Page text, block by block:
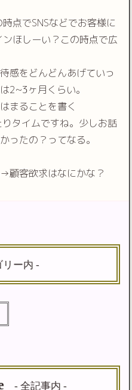
点でSNSなどでお客様に
ほしーい？この時点で広
をどんどんあげていっ
2~3ヶ月くらい。
まることを書く
タイムですね。少しお話
たの？ってなる。
顧客欲求はなにかな？
ー内 -
- 全記事内 -